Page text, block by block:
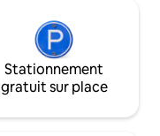
Stationnement
gratuit sur place